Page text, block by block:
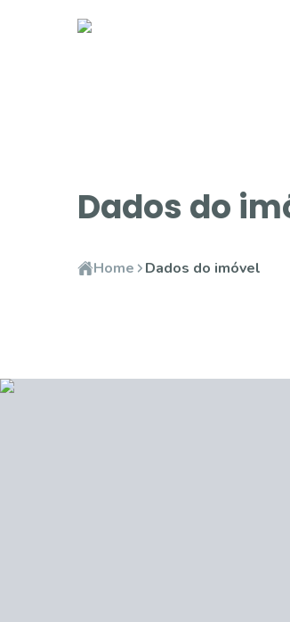
Dados do
Home Dados do imóvel